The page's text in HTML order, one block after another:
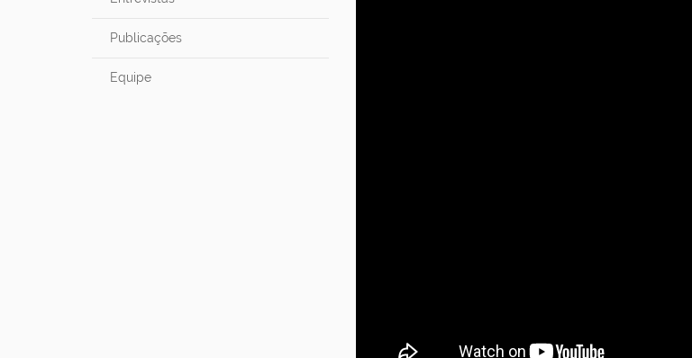
Publicações
Equipe